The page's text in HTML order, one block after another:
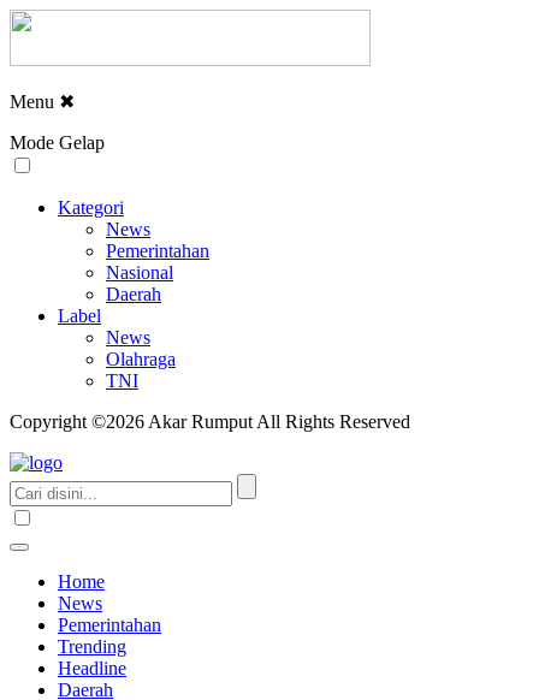
Menu ✖
Mode Gelap
Kategori
News
Pemerintahan
Nasional
Daerah
Label
News
Olahraga
TNI
Copyright ©2026 Akar Rumput All Rights Reserved
Home
News
Pemerintahan
Trending
Headline
Daerah